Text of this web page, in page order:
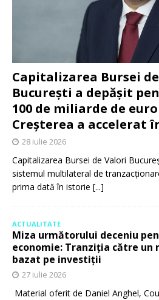
Capitalizarea Bursei
București a depășit
100 de miliarde de
Creșterea a accelerat
28 iulie 2026
Capitalizarea Bursei de Valori
sistemul multilateral de
prima dată în istorie [...]
ACTUALITATE
Miza următorului deceniu
economie: Tranziția către un
bazat pe investiții
27 iulie 2026
Material oferit de Daniel Anghel,